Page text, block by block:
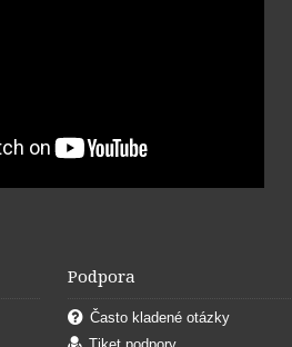
Podpora
Často kladené otázky